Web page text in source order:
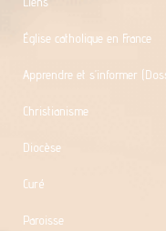
Église catholique en France
Apprendre et s’informer
Christianisme
Diocèse
Curé
Paroisse